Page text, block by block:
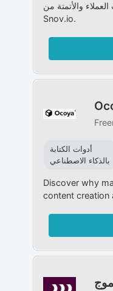
والأتمتة من
Snov.io.
أدوات الكتابة
بالذكاء الاصطناعي
Discover why
content creation